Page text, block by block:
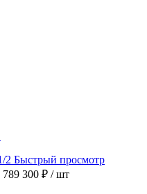
Быстрый просмотр
789 300 ₽ / шт